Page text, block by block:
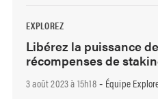
EXPLOREZ
Libérez la puissance
récompenses de
3 août 2023 à 15h18- Équipe